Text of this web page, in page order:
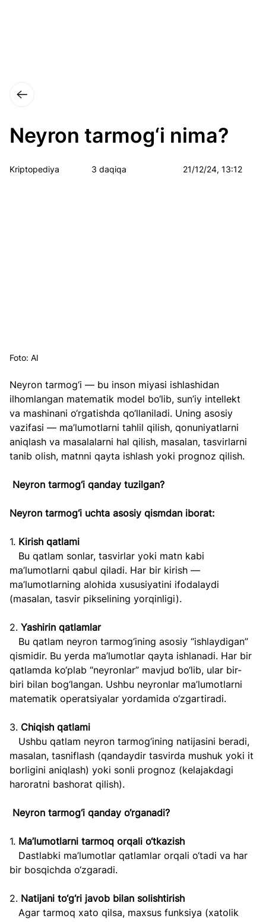
Neyron tarmog‘i nima?
Kriptopediya 3 daqiqa 21/12/24, 13:12
Foto: AI
Neyron tarmog‘i — bu inson miyasi ishlashidan
ilhomlangan matematik model bo‘lib, sun’iy intellekt
va mashinani o‘rgatishda qo‘llaniladi. Uning asosiy
vazifasi — ma’lumotlarni tahlil qilish, qonuniyatlarni
aniqlash va masalalarni hal qilish, masalan, tasvirlarni
tanib olish, matnni qayta ishlash yoki prognoz qilish.
Neyron tarmog‘i qanday tuzilgan?
Neyron tarmog‘i uchta asosiy qismdan iborat:
1. Kirish qatlami
ma’lumotlarni qabul qiladi. Har bir kirish —
ma’lumotlarning alohida xususiyatini ifodalaydi
(masalan, tasvir pikselining yorqinligi).
2. Yashirin qatlamlar
qismidir. Bu yerda ma’lumotlar qayta ishlanadi. Har bir
qatlamda ko‘plab “neyronlar” mavjud bo‘lib, ular bir-
biri bilan bog‘langan. Ushbu neyronlar ma’lumotlarni
matematik operatsiyalar yordamida o‘zgartiradi.
3. Chiqish qatlami
masalan, tasniflash (qandaydir tasvirda mushuk yoki it
borligini aniqlash) yoki sonli prognoz (kelajakdagi
haroratni bashorat qilish).
Neyron tarmog‘i qanday o‘rganadi?
1. Ma’lumotlarni tarmoq orqali o‘tkazish
bir bosqichda o‘zgaradi.
2. Natijani to‘g‘ri javob bilan solishtirish